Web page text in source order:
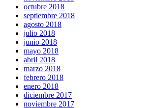
octubre 2018
septiembre 2018
agosto 2018
julio 2018
junio 2018
mayo 2018
abril 2018
marzo 2018
febrero 2018
enero 2018
diciembre 2017
noviembre 2017